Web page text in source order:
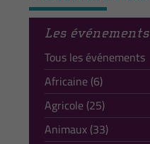
Les événements
Tous les événements
Africaine (6)
Agricole (25)
Animaux (33)